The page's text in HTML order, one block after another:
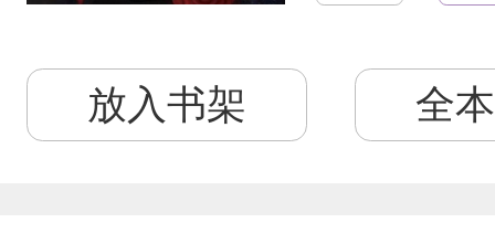
放入书架 全